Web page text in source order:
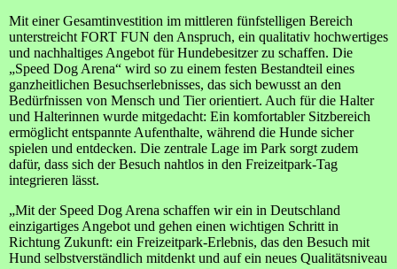
Mit einer Gesamtinvestition im mittleren fünfstelligen Bereich
unterstreicht FORT FUN den Anspruch, ein qualitativ hochwertiges
und nachhaltiges Angebot für Hundebesitzer zu schaffen. Die
„Speed Dog Arena“ wird so zu einem festen Bestandteil eines
ganzheitlichen Besuchserlebnisses, das sich bewusst an den
Bedürfnissen von Mensch und Tier orientiert. Auch für die Halter
und Halterinnen wurde mitgedacht: Ein komfortabler Sitzbereich
ermöglicht entspannte Aufenthalte, während die Hunde sicher
spielen und entdecken. Die zentrale Lage im Park sorgt zudem
dafür, dass sich der Besuch nahtlos in den Freizeitpark-Tag
integrieren lässt.
„Mit der Speed Dog Arena schaffen wir ein in Deutschland
einzigartiges Angebot und gehen einen wichtigen Schritt in
Richtung Zukunft: ein Freizeitpark-Erlebnis, das den Besuch mit
Hund selbstverständlich mitdenkt und auf ein neues Qualitätsniveau